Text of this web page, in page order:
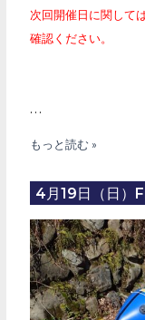
次回開催日に関して
確認ください。
…
5
10
（日）、
6
月
7
もっと読む »
4月19日（日）